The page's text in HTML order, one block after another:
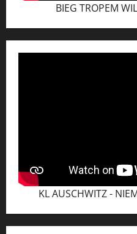
BIEG TROPEM
KL AUSCHWITZ -